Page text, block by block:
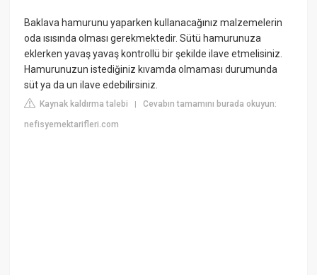
Baklava hamurunu yaparken kullanacağınız malzemelerin
oda ısısında olması gerekmektedir. Sütü hamurunuza
eklerken yavaş yavaş kontrollü bir şekilde ilave etmelisiniz.
Hamurunuzun istediğiniz kıvamda olmaması durumunda
süt ya da un ilave edebilirsiniz.
Kaynak kaldırma talebi |Cevabın tamamını burada okuyun:
nefisyemektarifleri.com